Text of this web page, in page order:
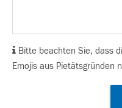
Bitte beachten Sie, dass
Emojis aus Pietätsgründen